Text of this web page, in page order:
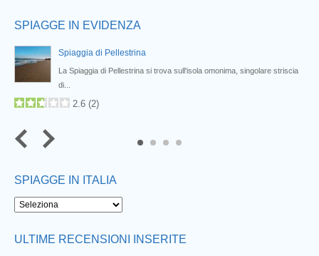
SPIAGGE IN EVIDENZA
Spiaggia di Pellestrina
La Spiaggia di Pellestrina si trova sull'isola omonima, singolare striscia
di...
2.6 (2)
SPIAGGE IN ITALIA
ULTIME RECENSIONI INSERITE